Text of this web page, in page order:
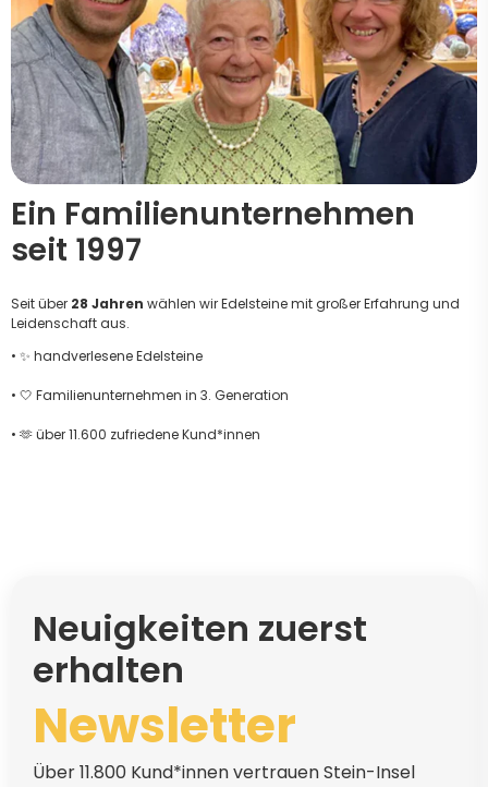
Ein Familienunternehmen
seit 1997
Seit über 28 Jahren wählen wir Edelsteine mit großer Erfahrung und
Leidenschaft aus.
• ✨ handverlesene Edelsteine
• 🤍 Familienunternehmen in 3. Generation
• 🫶 über 11.600 zufriedene Kund*innen
Neuigkeiten zuerst
erhalten
Newsletter
Über 11.800 Kund*innen vertrauen Stein-Insel